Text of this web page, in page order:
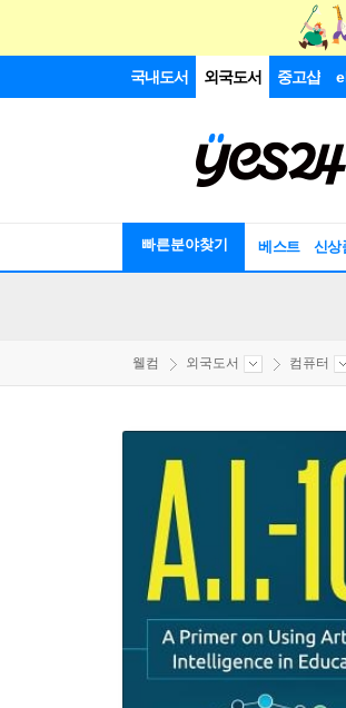
국내도서 외국도서 중고샵
빠른분야찾기 베스트 신상
웰컴 외국도서 컴퓨터